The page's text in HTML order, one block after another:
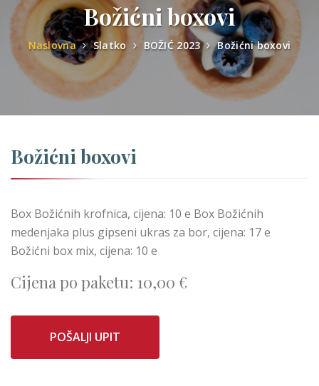
Božićni boxovi
Naslovna Slatko BOŽIĆ 2023 Božićni boxovi
Božićni boxovi
Box Božićnih krofnica, cijena: 10 e Box Božićnih
medenjaka plus gipseni ukras za bor, cijena: 17 e
Božićni box mix, cijena: 10 e
Cijena po paketu: 10,00 €
POŠALJI UPIT